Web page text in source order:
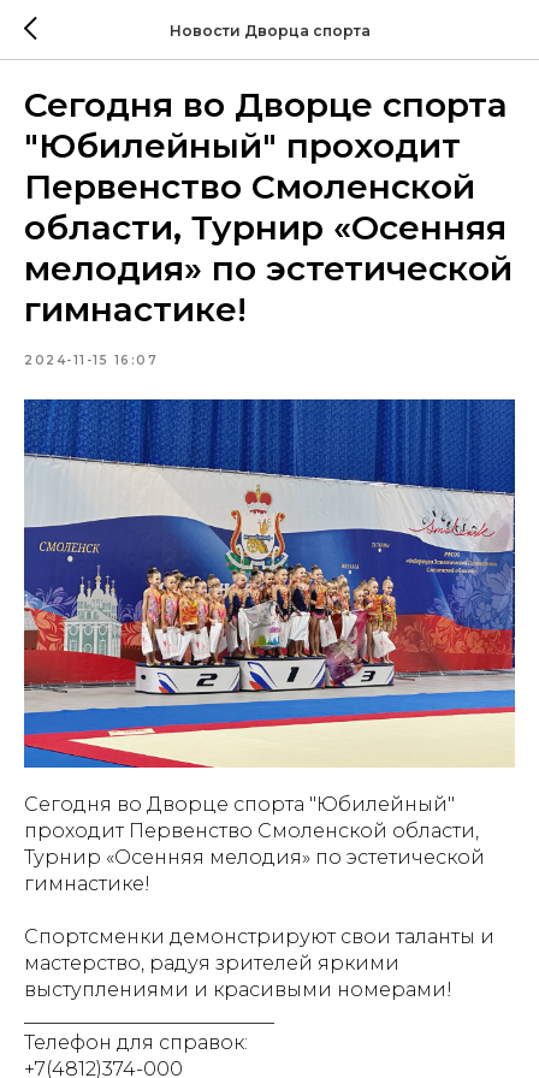
Новости Дворца спорта
Сегодня во Дворце спорта
"Юбилейный" проходит
Первенство Смоленской
области, Турнир «Осенняя
мелодия» по эстетической
гимнастике!
2024-11-15 16:07
Сегодня во Дворце спорта "Юбилейный"
проходит Первенство Смоленской области,
Турнир «Осенняя мелодия» по эстетической
гимнастике!
Спортсменки демонстрируют свои таланты и
мастерство, радуя зрителей яркими
выступлениями и красивыми номерами!
Телефон для справок:
+7(4812)374-000